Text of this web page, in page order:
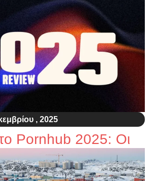
Παιδείας: Απόφαση
285.000 αιώνιων
, 2025
Pornhub 2025: Οι
MILF και Greek στις
μετά το Lesbian